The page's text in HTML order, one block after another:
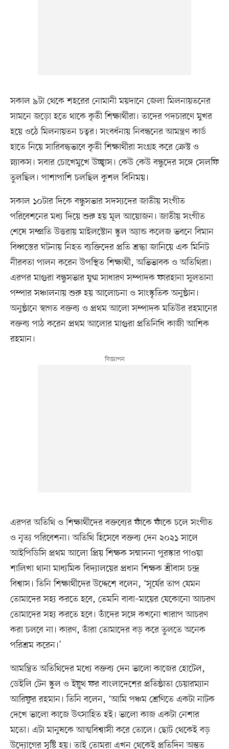
সকাল ৯টা থেকে শহরের নোমানী ময়দানে জেলা মিলনায়তনের
সামনে জড়ো হতে থাকে কৃতী শিক্ষার্থীরা। তাদের পদচারণে মুখর
হয়ে ওঠে মিলনায়তন চত্বর। সংবর্ধনায় নিবন্ধনের আমন্ত্রণ কার্ড
হাতে নিয়ে সারিবদ্ধভাবে কৃতী শিক্ষার্থীরা সংগ্রহ করে ক্রেস্ট ও
স্ন্যাকস। সবার চোখেমুখে উচ্ছ্বাস। কেউ কেউ বন্ধুদের সঙ্গে সেলফি
তুলছিল। পাশাপাশি চলছিল কুশল বিনিময়।
সকাল ১০টার দিকে বন্ধুসভার সদস্যদের জাতীয় সংগীত
পরিবেশনের মধ্য দিয়ে শুরু হয় মূল আয়োজন। জাতীয় সংগীত
শেষে সম্প্রতি উত্তরায় মাইলস্টোন স্কুল অ্যান্ড কলেজ ভবনে বিমান
বিধ্বস্তের ঘটনায় নিহত ব্যক্তিদের প্রতি শ্রদ্ধা জানিয়ে এক মিনিট
নীরবতা পালন করেন উপস্থিত শিক্ষার্থী, অভিভাবক ও অতিথিরা।
এরপর মাগুরা বন্ধুসভার যুগ্ম সাধারণ সম্পাদক ফারহানা সুলতানা
পম্পার সঞ্চালনায় শুরু হয় আলোচনা ও সাংস্কৃতিক অনুষ্ঠান।
অনুষ্ঠানে স্বাগত বক্তব্য ও প্রথম আলো সম্পাদক মতিউর রহমানের
বক্তব্য পাঠ করেন প্রথম আলোর মাগুরা প্রতিনিধি কাজী আশিক
রহমান।
এরপর অতিথি ও শিক্ষার্থীদের বক্তব্যের ফাঁকে ফাঁকে চলে সংগীত
ও নৃত্য পরিবেশনা। অতিথি হিসেবে বক্তব্য দেন ২০২১ সালে
আইপিডিসি প্রথম আলো প্রিয় শিক্ষক সম্মাননা পুরস্কার পাওয়া
শালিখা থানা মাধ্যমিক বিদ্যালয়ের প্রধান শিক্ষক শ্রীবাস চন্দ্র
বিশ্বাস। তিনি শিক্ষার্থীদের উদ্দেশে বলেন, ‘সূর্যের তাপ যেমন
তোমাদের সহ্য করতে হবে, তেমনি বাবা–মায়ের যেকোনো আচরণ
তোমাদের সহ্য করতে হবে। তাঁদের সঙ্গে কখনো খারাপ আচরণ
করা চলবে না। কারণ, তাঁরা তোমাদের বড় করে তুলতে অনেক
পরিশ্রম করেন।’
আমন্ত্রিত অতিথিদের মধ্যে বক্তব্য দেন ভালো কাজের হোটেল,
ডেইলি টেন স্কুল ও ইয়ুথ ফর বাংলাদেশের প্রতিষ্ঠাতা চেয়ারম্যান
আরিফুর রহমান। তিনি বলেন, ‘আমি পঞ্চম শ্রেণিতে একটা নাটক
দেখে ভালো কাজে উৎসাহিত হই। ভালো কাজ একটা নেশার
মতো। এটা মানুষকে আত্মবিশ্বাসী করে তোলে। ছোট থেকেই বড়
উদ্যোগের সৃষ্টি হয়। তাই তোমরা এখন থেকেই প্রতিদিন অন্তত